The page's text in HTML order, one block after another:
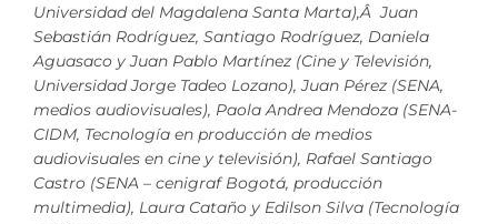
Universidad del Magdalena Santa Marta),Â Juan
Sebastián Rodríguez, Santiago Rodríguez, Daniela
Aguasaco y Juan Pablo Martínez (Cine y Televisión,
Universidad Jorge Tadeo Lozano), Juan Pérez (SENA,
medios audiovisuales), Paola Andrea Mendoza (SENA-
CIDM, Tecnología en producción de medios
audiovisuales en cine y televisión), Rafael Santiago
Castro (SENA – cenigraf Bogotá, producción
multimedia), Laura Cataño y Edilson Silva (Tecnología